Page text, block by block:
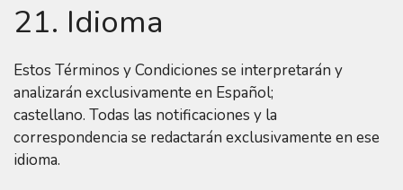
21. Idioma
Estos Términos y Condiciones se interpretarán y
analizarán exclusivamente en Español;
castellano. Todas las notificaciones y la
correspondencia se redactarán exclusivamente en ese
idioma.